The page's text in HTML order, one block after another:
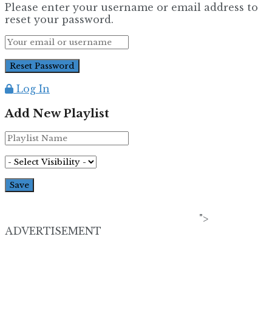
Please enter your username or email address to
reset your password.
Log In
Add New Playlist
">
ADVERTISEMENT